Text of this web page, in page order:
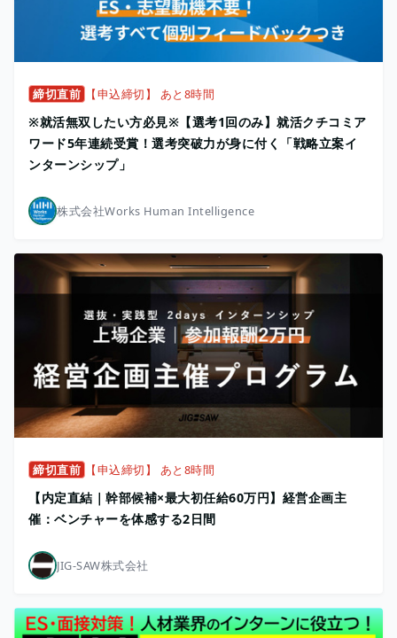
締切直前 【申込締切】 あと8時間
※就活無双したい方必見※【選考1回のみ】就活クチコミア
ワード5年連続受賞！選考突破力が身に付く「戦略立案イ
ンターンシップ」
株式会社Works Human Intelligence
締切直前 【申込締切】 あと8時間
【内定直結｜幹部候補×最大初任給60万円】経営企画主
催：ベンチャーを体感する2日間
JIG-SAW株式会社